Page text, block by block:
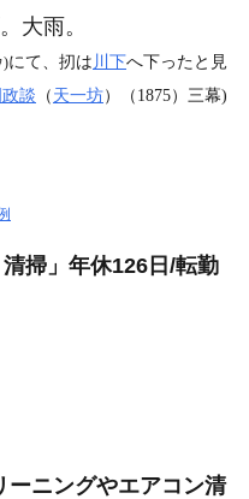
大雨。
)にて、扨は 川下へ下ったと見
談 （天一坊）（1875）三幕)
掃」年休126日/転勤
ーニングやエアコン清